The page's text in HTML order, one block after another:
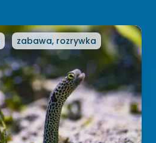
zabawa, rozrywka